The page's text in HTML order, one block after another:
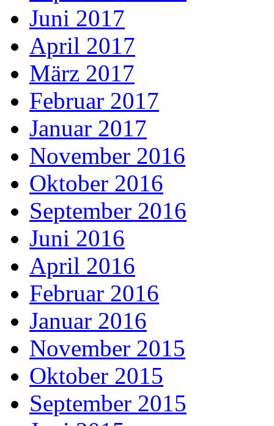
Juni 2017
April 2017
März 2017
Februar 2017
Januar 2017
November 2016
Oktober 2016
September 2016
Juni 2016
April 2016
Februar 2016
Januar 2016
November 2015
Oktober 2015
September 2015